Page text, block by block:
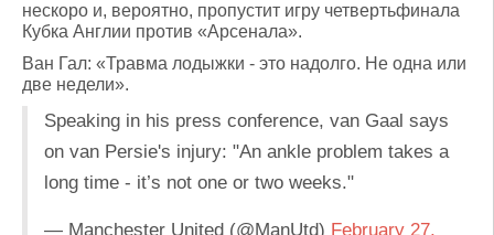
нескоро и, вероятно, пропустит игру четвертьфинала
Кубка Англии против «Арсенала».
Ван Гал: «Травма лодыжки - это надолго. Не одна или
две недели».
Speaking in his press conference, van Gaal says
on van Persie's injury: "An ankle problem takes a
long time - it’s not one or two weeks."
— Manchester United (@ManUtd) February 27,